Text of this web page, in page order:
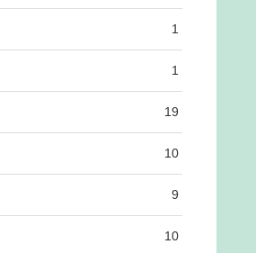
1
1
19
10
9
10